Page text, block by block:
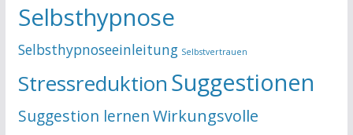
Selbsthypnose
Selbsthypnoseeinleitung Selbstvertrauen
StressreduktionSuggestionen
Suggestion lernenWirkungsvolle